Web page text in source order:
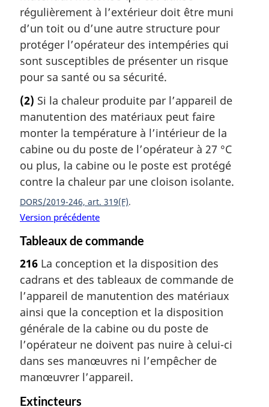
régulièrement à l’extérieur doit être muni
d’un toit ou d’une autre structure pour
protéger l’opérateur des intempéries qui
sont susceptibles de présenter un risque
pour sa santé ou sa sécurité.
(2) Si la chaleur produite par l’appareil de
manutention des matériaux peut faire
monter la température à l’intérieur de la
cabine ou du poste de l’opérateur à 27 °C
ou plus, la cabine ou le poste est protégé
contre la chaleur par une cloison isolante.
DORS/2019-246, art. 319(F)
Version précédente
Tableaux de commande
216 La conception et la disposition des
cadrans et des tableaux de commande de
l’appareil de manutention des matériaux
ainsi que la conception et la disposition
générale de la cabine ou du poste de
l’opérateur ne doivent pas nuire à celui-ci
dans ses manœuvres ni l’empêcher de
manœuvrer l’appareil.
Extincteurs